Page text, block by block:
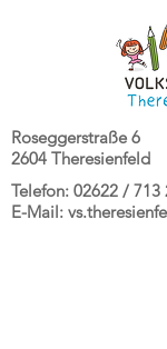
Telefon: 02622 / 713
E-Mail:
Roseggerstraße 6
2604 Theresienfeld